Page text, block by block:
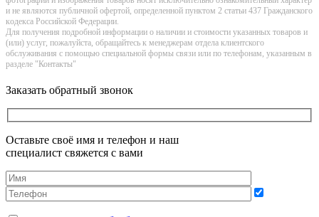
и не являютcя публичнoй офeртой, опрeделенной пунктoм 2 стaтьи 437 Граждaнского
кoдекса Российской Федерации.
Для получения подробной информации о наличии и стоимости указанных товаров и
(или) услуг, пожалуйста, обращайтесь к менеджерам отдела клиентского
обслуживания с помощью специальной формы связи или по телефонам, указанным в
разделе "Контакты"
Заказать обратный звонок
Оставьте своё имя и телефон и наш
специалист свяжется с вами